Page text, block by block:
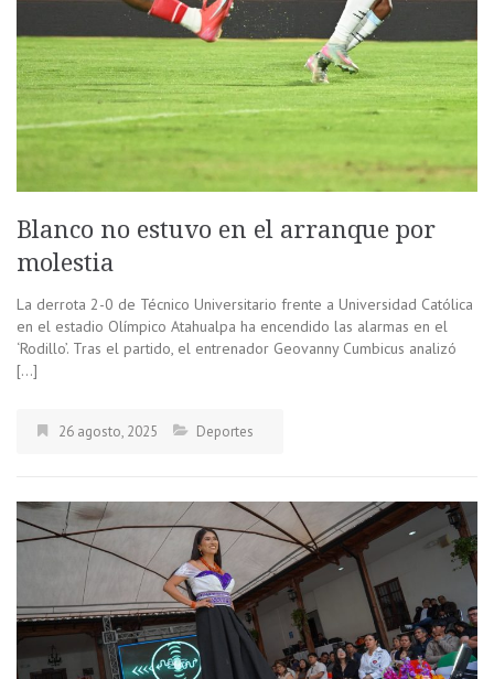
Blanco no estuvo en el arranque por
molestia
La derrota 2-0 de Técnico Universitario frente a Universidad Católica
en el estadio Olímpico Atahualpa ha encendido las alarmas en el
‘Rodillo’. Tras el partido, el entrenador Geovanny Cumbicus analizó
[…]
26 agosto, 2025 Deportes